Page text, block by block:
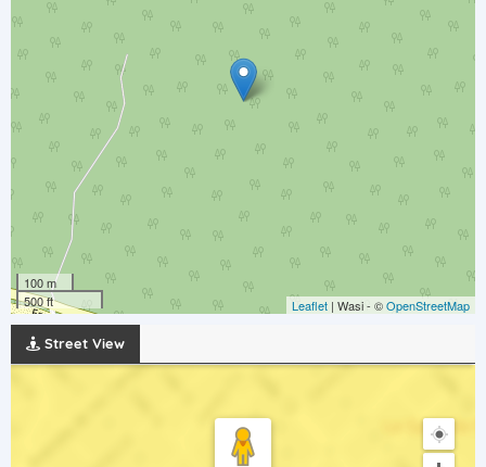
100 m
500 ft
Leaflet | Wasi - ©OpenStreetMap
Street View